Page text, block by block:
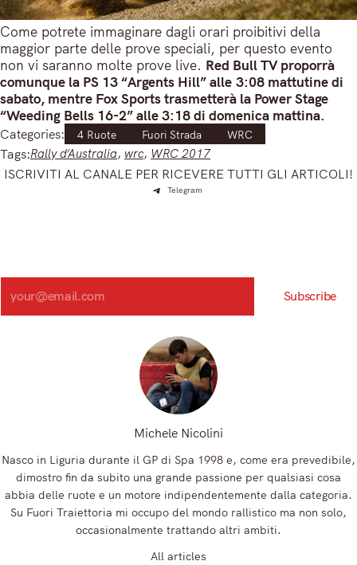
Come potrete immaginare dagli orari proibitivi della
maggior parte delle prove speciali, per questo evento
non vi saranno molte prove live. Red Bull TV proporrà
comunque la PS 13 “Argents Hill” alle 3:08 mattutine di
sabato, mentre Fox Sports trasmetterà la Power Stage
“Weeding Bells 16-2” alle 3:18 di domenica mattina.
Categories: 4 Ruote Fuori Strada WRC
Tags:Rally d’Australia, wrc, WRC 2017
ISCRIVITI AL CANALE PER RICEVERE TUTTI GLI ARTICOLI!
Telegram
Search
Subscribe
Michele Nicolini
Nasco in Liguria durante il GP di Spa 1998 e, come era prevedibile,
dimostro fin da subito una grande passione per qualsiasi cosa
abbia delle ruote e un motore indipendentemente dalla categoria.
Su Fuori Traiettoria mi occupo del mondo rallistico ma non solo,
occasionalmente trattando altri ambiti.
All articles